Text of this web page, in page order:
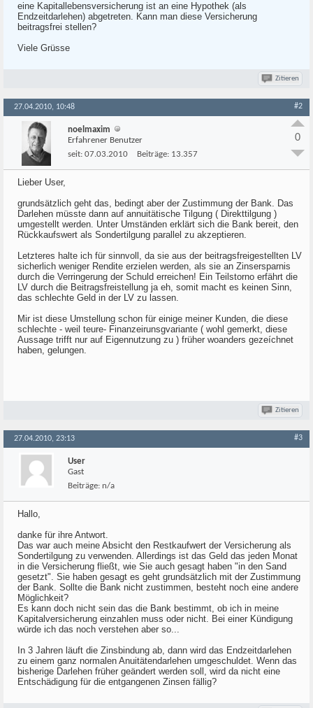
eine Kapitallebensversicherung ist an eine Hypothek (als
Endzeitdarlehen) abgetreten. Kann man diese Versicherung
beitragsfrei stellen?
Viele Grüsse
Zitieren
27.04.2010, 10:48 #2
noelmaxim
Erfahrener Benutzer
seit: 07.03.2010 Beiträge: 13.357
0
Lieber User,
grundsätzlich geht das, bedingt aber der Zustimmung der Bank. Das
Darlehen müsste dann auf annuitätische Tilgung ( Direkttilgung )
umgestellt werden. Unter Umständen erklärt sich die Bank bereit, den
Rückkaufswert als Sondertilgung parallel zu akzeptieren.
Letzteres halte ich für sinnvoll, da sie aus der beitragsfreigestellten LV
sicherlich weniger Rendite erzielen werden, als sie an Zinsersparnis
durch die Verringerung der Schuld erreichen! Ein Teilstorno erfährt die
LV durch die Beitragsfreistellung ja eh, somit macht es keinen Sinn,
das schlechte Geld in der LV zu lassen.
Mir ist diese Umstellung schon für einige meiner Kunden, die diese
schlechte - weil teure- Finanzeirunsgvariante ( wohl gemerkt, diese
Aussage trifft nur auf Eigennutzung zu ) früher woanders gezeíchnet
haben, gelungen.
Zitieren
27.04.2010, 23:13 #3
User
Gast
Beiträge: n/a
Hallo,
danke für ihre Antwort.
Das war auch meine Absicht den Restkaufwert der Versicherung als
Sondertilgung zu verwenden. Allerdings ist das Geld das jeden Monat
in die Versicherung fließt, wie Sie auch gesagt haben "in den Sand
gesetzt". Sie haben gesagt es geht grundsätzlich mit der Zustimmung
der Bank. Sollte die Bank nicht zustimmen, besteht noch eine andere
Möglichkeit?
Es kann doch nicht sein das die Bank bestimmt, ob ich in meine
Kapitalversicherung einzahlen muss oder nicht. Bei einer Kündigung
würde ich das noch verstehen aber so...
In 3 Jahren läuft die Zinsbindung ab, dann wird das Endzeitdarlehen
zu einem ganz normalen Anuitätendarlehen umgeschuldet. Wenn das
bisherige Darlehen früher geändert werden soll, wird da nicht eine
Entschädigung für die entgangenen Zinsen fällig?